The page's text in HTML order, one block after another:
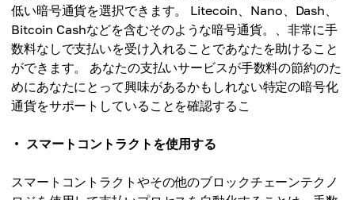
低い暗号通貨を選択できます。 Litecoin、Nano、Dash、
Bitcoin Cashなどを含むそのような暗号通貨。、非常に手
数料なしで支払いを受け入れることであなたを助けること
ができます。 あなたの支払いサービスが手数料の節約のた
めにあなたにとって興味があるかもしれない特定の暗号化
通貨をサポートしていることを確認するこ
スマートコントラクトを使用する
スマートコントラクトやその他のブロックチェーンテクノ